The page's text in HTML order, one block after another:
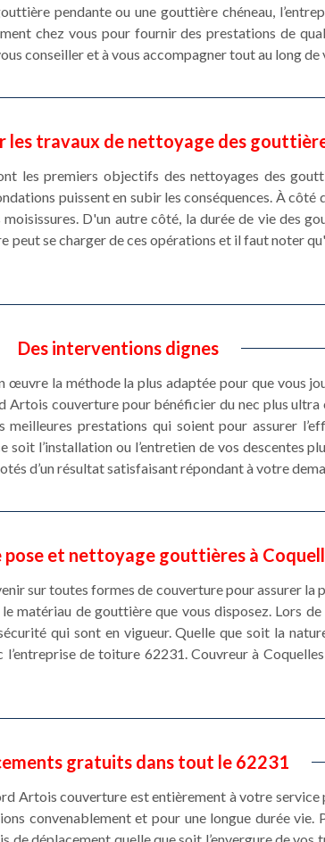
pendante ou une gouttière chéneau,
chez vous pour fournir des prestations de
conseiller et à vous accompagner tout au long
travaux de nettoyage des
les premiers objectifs des nettoyages des
puissent en subir les conséquences. À côté
D'un autre côté, la durée de vie des
se charger de ces opérations et il faut noter
Des interventions dignes
œuvre la méthode la plus adaptée pour que vous
Artois couverture pour bénéficier du nec plus ultra
meilleures prestations qui soient pour assurer
soit l’installation ou l’entretien de vos descentes
d’un résultat satisfaisant répondant à votre
pose et nettoyage gouttières à
sur toutes formes de couverture pour assurer la
matériau de gouttière que vous disposez. Lors
qui sont en vigueur. Quelle que soit la
de toiture 62231. Couvreur à
gratuits dans tout le 62231
Artois couverture est entièrement à votre
convenablement et pour une longue durée vie.